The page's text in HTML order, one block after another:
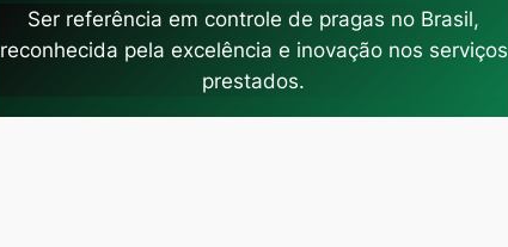
Ser referência em controle de pragas no Brasil,
reconhecida pela excelência e inovação nos serviços
prestados.